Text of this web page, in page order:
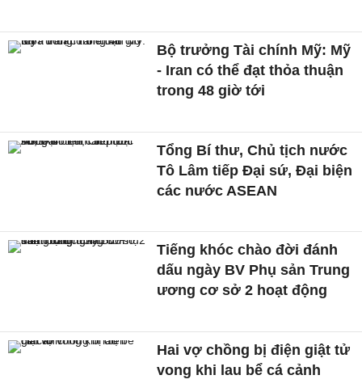
Bộ trưởng Tài chính Mỹ: Mỹ
- Iran có thể đạt thỏa thuận
trong 48 giờ tới
Tổng Bí thư, Chủ tịch nước
Tô Lâm tiếp Đại sứ, Đại biện
các nước ASEAN
Tiếng khóc chào đời đánh
dấu ngày BV Phụ sản Trung
ương cơ sở 2 hoạt động
Hai vợ chồng bị điện giật tử
vong khi lau bể cá cảnh